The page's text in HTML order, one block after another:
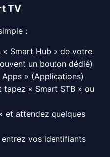
TV
:
Smart Hub » de votre
un bouton dédié)
» (Applications)
tapez « Smart STB » ou
et attendez quelques
entrez vos identifiants